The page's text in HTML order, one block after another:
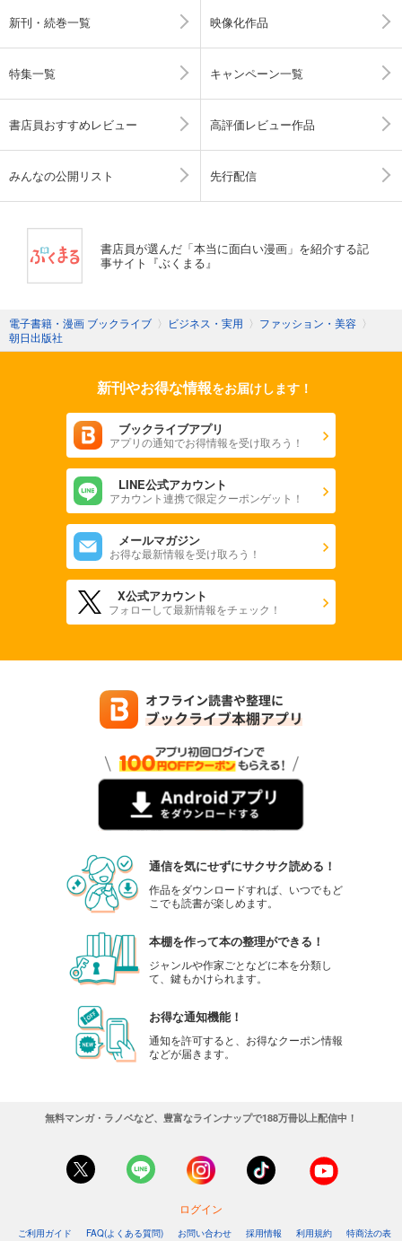
新刊・続巻一覧 映像化作品
特集一覧 キャンペーン一覧
書店員おすすめレビュー 高評価レビュー作品
みんなの公開リスト 先行配信
書店員が選んだ「本当に面白い漫画」を紹介する記
事サイト『ぶくまる』
電子書籍・漫画 ブックライブ 〉 ビジネス・実用 〉 ファッション・美容 〉
朝日出版社
新刊やお得な情報をお届けします！
ブックライブアプリ
アプリの通知でお得情報を受け取ろう！
LINE公式アカウント
アカウント連携で限定クーポンゲット！
メールマガジン
お得な最新情報を受け取ろう！
X公式アカウント
フォローして最新情報をチェック！
通信を気にせずにサクサク読める！
作品をダウンロードすれば、いつでもど
こでも読書が楽しめます。
本棚を作って本の整理ができる！
ジャンルや作家ごとなどに本を分類し
て、鍵もかけられます。
お得な通知機能！
通知を許可すると、お得なクーポン情報
などが届きます。
無料マンガ・ラノベなど、豊富なラインナップで188万冊以上配信中！
ログイン
ご利用ガイド FAQ(よくある質問) お問い合わせ 採用情報 利用規約 特商法の表